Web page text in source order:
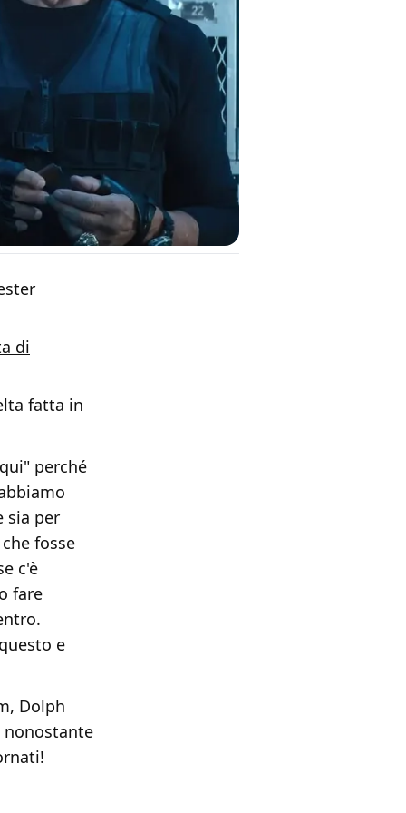
di
fatta in
perché
sia per
fosse
c'è
fare
e
Dolph
nonostante